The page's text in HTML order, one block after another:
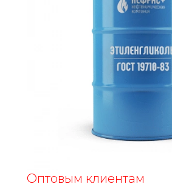
Оптовым клиентам